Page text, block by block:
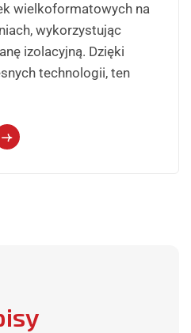
wielkoformatowych na
wykorzystując
izolacyjną. Dzięki
technologii, ten